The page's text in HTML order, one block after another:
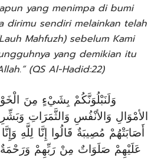
yang menimpa di bumi
dirimu sendiri melainkan telah
Mahfuzh) sebelum Kami
yang demikian itu
(QS Al-Hadid:22)
وَلَنَبْلُوَنَّكُمْ بِشَيْءٍ مِنَ
الأمْوَالِ وَالأنْفُسِ وَالثَّمَرَاتِ
أَصَابَتْهُمْ مُصِيبَةٌ قَالُوا إِنَّا لِلَّهِ
عَلَيْهِمْ صَلَوَاتٌ مِنْ رَبِّهِمْ وَرَحْمَةٌ